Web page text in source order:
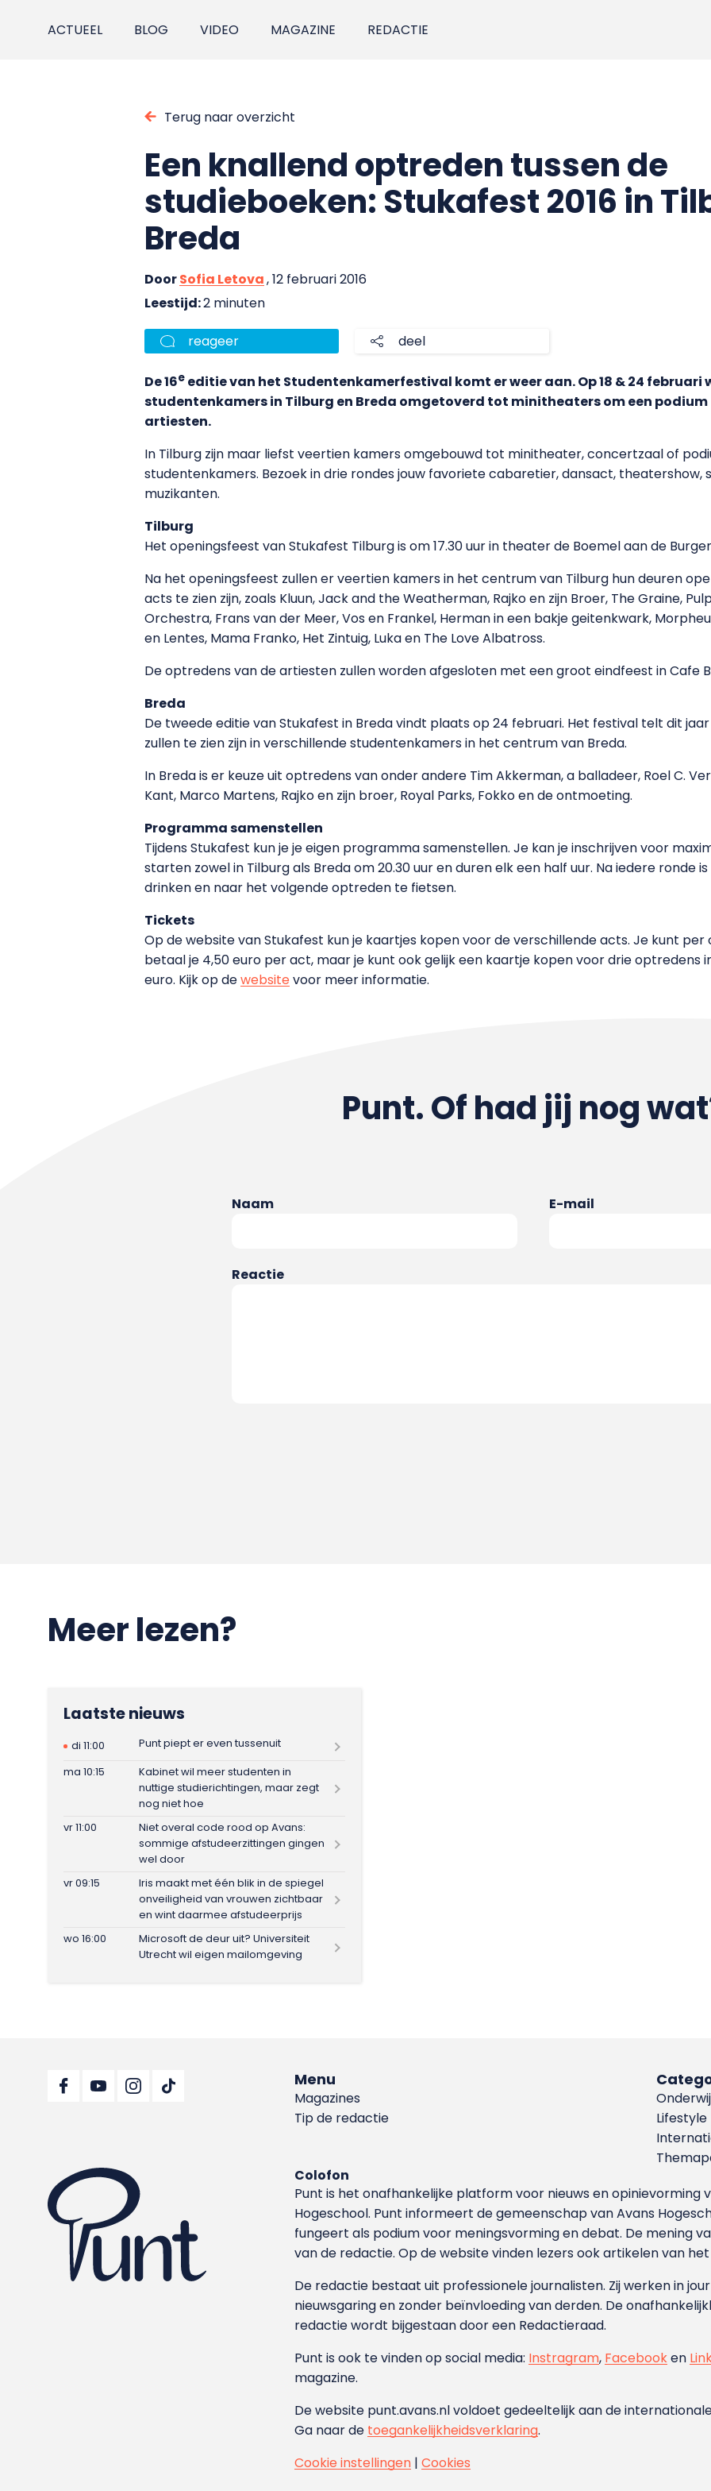
ACTUEEL BLOG VIDEO MAGAZINE REDACTIE
Terug naar overzicht
Een knallend optreden tussen de
studieboeken: Stukafest 2016 in
Breda
DoorSofia Letova, 12 februari 2016
Leestijd:2 minuten
reageer deel
De 16e editie van het Studentenkamerfestival komt er weer aan. Op 18 & 24 februari
studentenkamers in Tilburg en Breda omgetoverd tot minitheaters om een
artiesten.
In Tilburg zijn maar liefst veertien kamers omgebouwd tot minitheater, concertzaal of
studentenkamers. Bezoek in drie rondes jouw favoriete cabaretier, dansact,
muzikanten.
Tilburg
Het openingsfeest van Stukafest Tilburg is om 17.30 uur in theater de Boemel aan de
Na het openingsfeest zullen er veertien kamers in het centrum van Tilburg hun deuren
acts te zien zijn, zoals Kluun, Jack and the Weatherman, Rajko en zijn Broer, The Graine,
Orchestra, Frans van der Meer, Vos en Frankel, Herman in een bakje geitenkwark,
en Lentes, Mama Franko, Het Zintuig, Luka en The Love Albatross.
De optredens van de artiesten zullen worden afgesloten met een groot eindfeest in Cafe
Breda
De tweede editie van Stukafest in Breda vindt plaats op 24 februari. Het festival telt dit
zullen te zien zijn in verschillende studentenkamers in het centrum van Breda.
In Breda is er keuze uit optredens van onder andere Tim Akkerman, a balladeer, Roel C.
Kant, Marco Martens, Rajko en zijn broer, Royal Parks, Fokko en de ontmoeting.
Programma samenstellen
Tijdens Stukafest kun je je eigen programma samenstellen. Je kan je inschrijven voor
starten zowel in Tilburg als Breda om 20.30 uur en duren elk een half uur. Na iedere ronde
drinken en naar het volgende optreden te fietsen.
Tickets
Op de website van Stukafest kun je kaartjes kopen voor de verschillende acts. Je kunt
betaal je 4,50 euro per act, maar je kunt ook gelijk een kaartje kopen voor drie optredens
euro. Kijk op dewebsitevoor meer informatie.
Punt. Of had jij nog
Naam E-mail
Reactie
Meer lezen?
Laatste nieuws
di 11:00
Punt piept er even tussenuit
ma 10:15
Kabinet wil meer studenten in
nuttige studierichtingen, maar zegt
nog niet hoe
vr 11:00
Niet overal code rood op Avans:
sommige afstudeerzittingen gingen
wel door
vr 09:15
Iris maakt met één blik in de spiegel
onveiligheid van vrouwen zichtbaar
en wint daarmee afstudeerprijs
wo 16:00
Microsoft de deur uit? Universiteit
Utrecht wil eigen mailomgeving
Menu
Magazines
Tip de redactie
Lifestyle
Colofon
Punt is het onafhankelijke platform voor nieuws en
Hoge­school. Punt informeert de gemeenschap van Avans
fungeert als podium voor meningsvorming en debat. De mening
van de redactie. Op de website vinden lezers ook artikelen van
De redactie bestaat uit professionele journalisten. Zij werken in
nieuwsgaring en zonder beïnvloeding van derden. De
redactie wordt bijgestaan door een Redactieraad.
Punt is ook te vinden op social media: Instragram, Facebooken
magazine.
De website punt.avans.nl voldoet gedeeltelijk aan de
Ga naar de toegankelijkheidsverklaring.
Cookie instellingen |Cookies